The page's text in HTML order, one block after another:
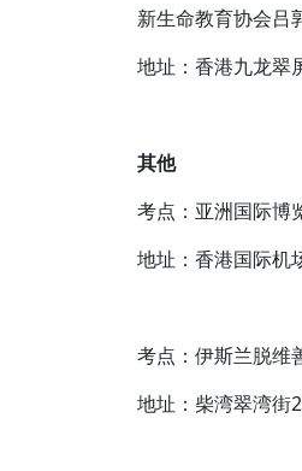
新生命教育协会吕
地址：香港九龙翠
其他
考点：亚洲国际博
地址：香港国际机
考点：伊斯兰脱维
地址：柴湾翠湾街